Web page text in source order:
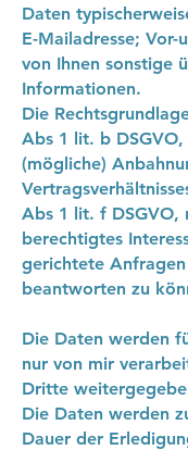
Daten
E-Mailadresse; Vor-
von Ihnen sonstige
Informationen.
Die
Abs 1 lit. b
(mögliche)
Abs 1 lit. f DSGVO,
berechtigtes
gerichtete
beantworten zu
Die Daten werden
nur von mir
Dritte
Die Daten werden
Dauer der